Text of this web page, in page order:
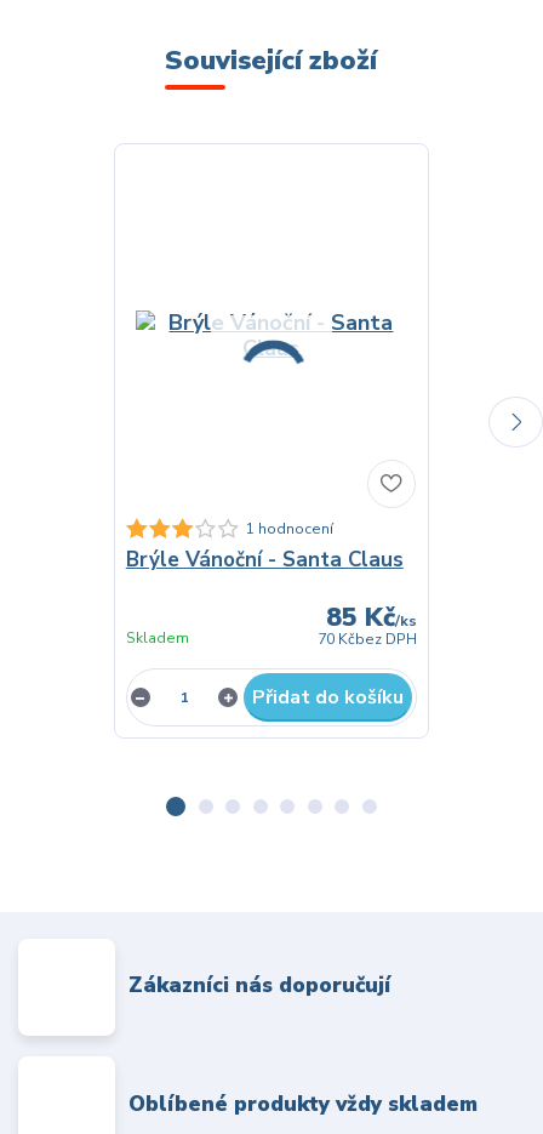
Související zboží
1 hodnocení
Brýle Vánoční - Santa Claus
85 Kč/ks
70 Kčbez DPH
Skladem
Přidat do košíku
Zákazníci nás doporučují
Oblíbené produkty vždy skladem